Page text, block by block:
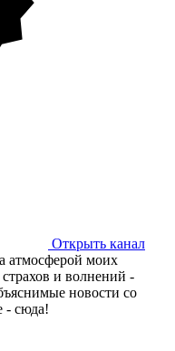
Открыть канал
атмосферой моих
и волнений -
новости со
- сюда!